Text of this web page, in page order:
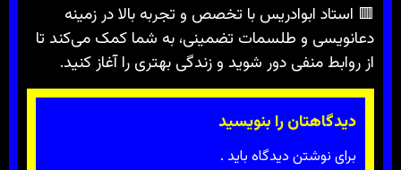
🟥 استاد ابوادریس با تخصص و تجربه بالا در زمینه
دعانویسی و طلسمات تضمینی، به شما کمک می‌کند تا
از روابط منفی دور شوید و زندگی بهتری را آغاز کنید.
دیدگاهتان را بنویسید
برای نوشتن دیدگاه باید .